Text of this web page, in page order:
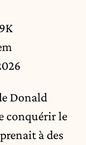
Donald
conquérir le
à des